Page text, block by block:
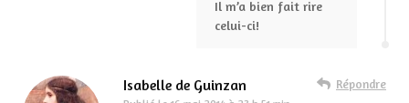
Il m’a bien fait rire
celui-ci!
Isabelle de Guinzan Répondre